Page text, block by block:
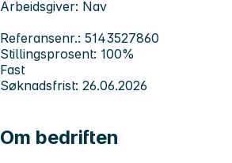
Arbeidsgiver: Nav
Referansenr.: 5143527860
Stillingsprosent: 100%
Fast
Søknadsfrist: 26.06.2026
Om bedriften